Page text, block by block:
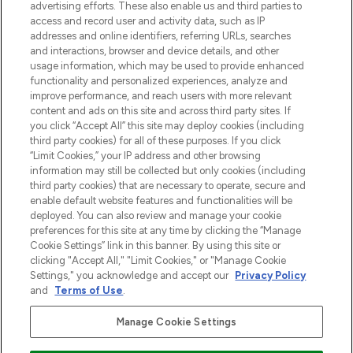
Shop online of via de app, met gratis
verzending vanaf €40.
Cookie-toestemming
Do Not Sell or Share My Personal
Information
HELP & INFORMATIE
BEDRIJFSINFORMATIE
OVER LOOKFANTASTIC
Betaal veilig met
advertising efforts. These also enable us and third parties to
access and record user and activity data, such as IP
addresses and online identifiers, referring URLs, searches
and interactions, browser and device details, and other
usage information, which may be used to provide enhanced
functionality and personalized experiences, analyze and
improve performance, and reach users with more relevant
content and ads on this site and across third party sites. If
you click “Accept All” this site may deploy cookies (including
third party cookies) for all of these purposes. If you click
“Limit Cookies,” your IP address and other browsing
information may still be collected but only cookies (including
third party cookies) that are necessary to operate, secure and
enable default website features and functionalities will be
deployed. You can also review and manage your cookie
preferences for this site at any time by clicking the “Manage
Cookie Settings” link in this banner. By using this site or
clicking "Accept All," "Limit Cookies," or "Manage Cookie
Settings," you acknowledge and accept our Privacy Policy
and
Terms of Use.
Manage Cookie Settings